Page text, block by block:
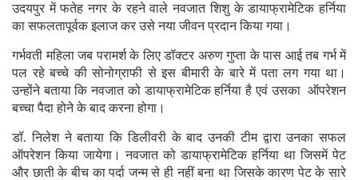
उदयपुर में फतेह नगर के रहने वाले नवजात शिशु के डायाफ्रामेटिक हर्निया
का सफलतापूर्वक इलाज कर उसे नया जीवन प्रदान किया गया।
गर्भवती महिला जब परामर्श के लिए डॉक्टर अरुण गुप्ता के पास आई तब गर्भ में
पल रहे बच्चे की सोनोग्राफी से इस बीमारी के बारे में पता लग गया था।
उन्होंने बताया कि नवजात को डायाफ्रामेटिक हर्निया है एवं उसका ऑपरेशन
बच्चा पैदा होने के बाद करना होगा।
डॉ. निलेश ने बताया कि डिलीवरी के बाद उनकी टीम द्वारा उनका सफल
ऑपरेशन किया जायेगा। नवजात को डायाफ्रामेटिक हर्निया था जिसमें पेट
और छाती के बीच का पर्दा जन्म से ही नहीं बना था जिसके कारण पेट के सारे